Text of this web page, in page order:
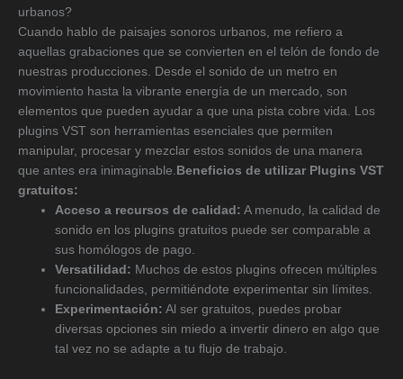
urbanos?
Cuando hablo de paisajes sonoros urbanos, me refiero a
aquellas grabaciones que se convierten en el telón de fondo de
nuestras producciones. Desde el sonido de un metro en
movimiento hasta la vibrante energía de un mercado, son
elementos que pueden ayudar a que una pista cobre vida. Los
plugins VST son herramientas esenciales que permiten
manipular, procesar y mezclar estos sonidos de una manera
que antes era inimaginable. Beneficios de utilizar Plugins VST
gratuitos:
Acceso a recursos de calidad: A menudo, la calidad de
sonido en los plugins gratuitos puede ser comparable a
sus homólogos de pago.
Versatilidad: Muchos de estos plugins ofrecen múltiples
funcionalidades, permitiéndote experimentar sin límites.
Experimentación: Al ser gratuitos, puedes probar
diversas opciones sin miedo a invertir dinero en algo que
tal vez no se adapte a tu flujo de trabajo.